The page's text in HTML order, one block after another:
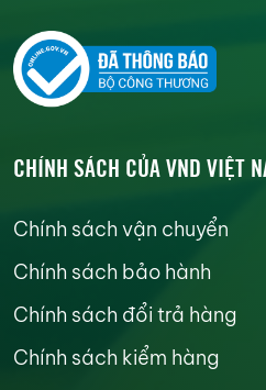
CHÍNH SÁCH CỦA VND VIỆT
Chính sách vận chuyển
Chính sách bảo hành
Chính sách đổi trả hàng
Chính sách kiểm hàng